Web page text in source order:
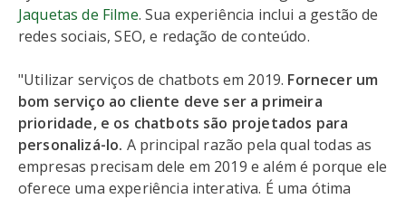
Jaquetas de Filme. Sua experiência inclui a gestão de
redes sociais, SEO, e redação de conteúdo.
"Utilizar serviços de chatbots em 2019. Fornecer um
bom serviço ao cliente deve ser a primeira
prioridade, e os chatbots são projetados para
personalizá-lo. A principal razão pela qual todas as
empresas precisam dele em 2019 e além é porque ele
oferece uma experiência interativa. É uma ótima